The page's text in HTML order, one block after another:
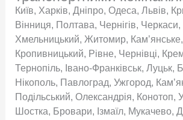
Київ, Харків, Дніпро, Одеса, Львів,
Вінниця, Полтава, Чернігів,
Хмельницький, Житомир, Кам’янське,
Кропивницький, Рівне, Чернівці,
Тернопіль, Івано-Франківськ, Луцьк,
Нікополь, Павлоград, Ужгород,
Подільський, Олександрія, Конотоп,
Шостка, Бровари, Ізмаїл, Мукачево,